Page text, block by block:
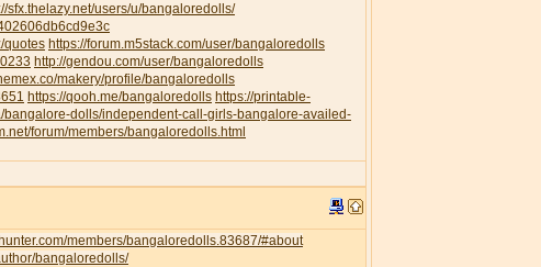
sfx.thelazy.net/users/u/bangaloredolls/
quotes https://forum.m5stack.com/user/bangaloredolls
http://gendou.com/user/bangaloredolls
makery/profile/bangaloredolls
https://qooh.me/bangaloredolls https://printable-
bangalore-dolls/independent-call-girls-bangalore-availed-
forum/members/bangaloredolls.html
members/bangaloredolls.83687/#about
bangaloredolls/